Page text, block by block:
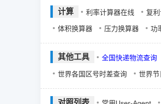
计算 利率计算器在线 复
体积换算器 压力换算器 功
其他工具 全国快递物流查询
世界各国区号时差查询 世界
对照列表